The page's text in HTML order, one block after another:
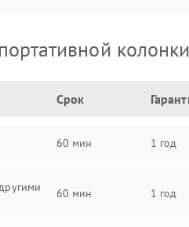
Срок
60 мин 1 год
60 мин 1 год